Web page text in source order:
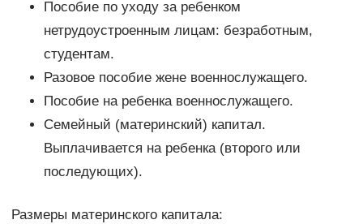
Пособие по уходу за ребенком
нетрудоустроенным лицам: безработным,
студентам.
Разовое пособие жене военнослужащего.
Пособие на ребенка военнослужащего.
Семейный (материнский) капитал.
Выплачивается на ребенка (второго или
последующих).
Размеры материнского капитала: